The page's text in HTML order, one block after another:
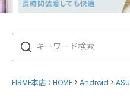
FIRME本店：HOME Android